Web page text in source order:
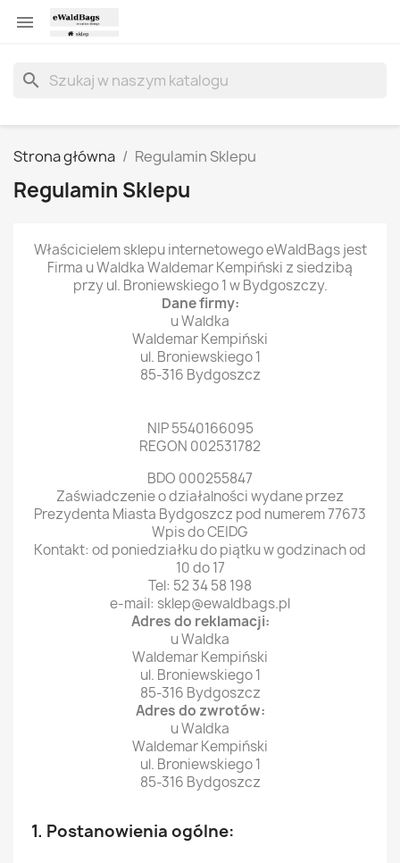

search
Strona główna Regulamin Sklepu
Regulamin Sklepu
Właścicielem sklepu internetowego eWaldBags jest
Firma u Waldka Waldemar Kempiński z siedzibą
przy ul. Broniewskiego 1 w Bydgoszczy.
Dane firmy:
u Waldka
Waldemar Kempiński
ul. Broniewskiego 1
85-316 Bydgoszcz
NIP 5540166095
REGON 002531782
BDO 000255847
Zaświadczenie o działalności wydane przez
Prezydenta Miasta Bydgoszcz pod numerem 77673
Wpis do CEIDG
Kontakt: od poniedziałku do piątku w godzinach od
10 do 17
Tel: 52 34 58 198
e-mail: sklep@ewaldbags.pl
Adres do reklamacji:
u Waldka
Waldemar Kempiński
ul. Broniewskiego 1
85-316 Bydgoszcz
Adres do zwrotów:
u Waldka
Waldemar Kempiński
ul. Broniewskiego 1
85-316 Bydgoszcz
1. Postanowienia ogólne: